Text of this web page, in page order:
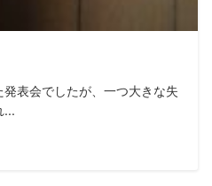
表会でしたが、一つ大きな失
...